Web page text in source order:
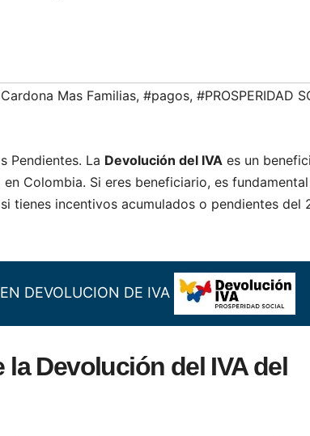
Mas Familias, #pagos, #PROSPERIDAD
Pendientes. La Devolución del IVA es un
Colombia. Si eres beneficiario, es
tienes incentivos acumulados o pendientes del
DEVOLUCION DE IVA
Devolución del IVA del